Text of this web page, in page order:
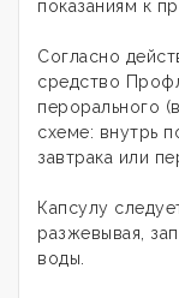
показаниям к
Согласно
средство
перорального
схеме: внутрь
завтрака или
Капсулу
разжевывая,
воды.